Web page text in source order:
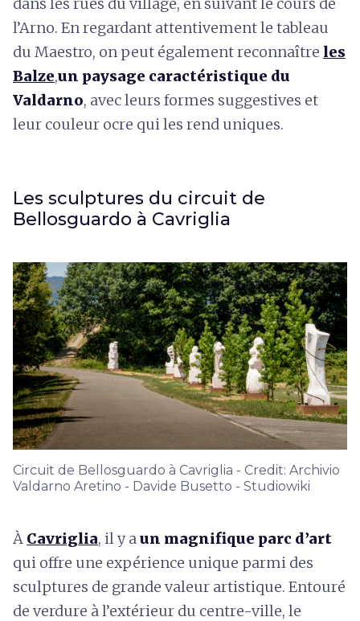
l’Arno. En regardant attentivement le tableau
du Maestro, on peut également reconnaître les
Balze,un paysage caractéristique du
Valdarno, avec leurs formes suggestives et
leur couleur ocre qui les rend uniques.
Les sculptures du circuit de
Bellosguardo à Cavriglia
Circuit de Bellosguardo à Cavriglia - Credit: Archivio
Valdarno Aretino - Davide Busetto - Studiowiki
À Cavriglia, il y aun magnifique parc d’art
qui offre une expérience unique parmi des
sculptures de grande valeur artistique. Entouré
de verdure à l’extérieur du centre-ville, le